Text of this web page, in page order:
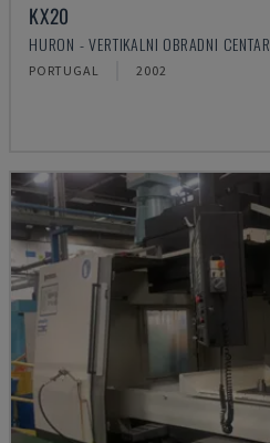
KX20
HURON - VERTIKALNI OBRADNI CENTAR
PORTUGAL 2002